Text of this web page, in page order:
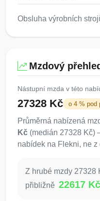
Obsluha výrobních
Mzdový přehled
Nástupní mzda v této
27328 Kč o 4 % pod
Průměrná nabízená
Kč (medián 27328 Kč)
nabídek na Flekni, ne z
Z hrubé mzdy 27328
přibližně 22617 Kč